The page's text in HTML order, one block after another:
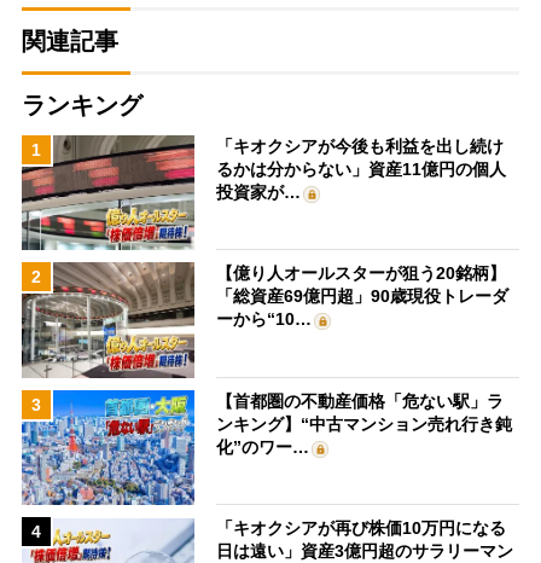
関連記事
ランキング
1
「キオクシアが今後も利益を出し続け
るかは分からない」資産11億円の個人
投資家が…
2
【億り人オールスターが狙う20銘柄】
「総資産69億円超」90歳現役トレーダ
ーから“10…
3
【首都圏の不動産価格「危ない駅」ラ
ンキング】“中古マンション売れ行き鈍
化”のワー…
4
「キオクシアが再び株価10万円になる
日は遠い」資産3億円超のサラリーマン